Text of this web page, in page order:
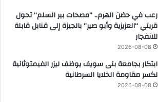
رعب في حضن الهرم.. “مصحات بير السلم” تحول
قريتي “العزيزية وأبو صير” بالجيزة إلى قنابل قابلة
للانفجار
2026-08-08
ابتكار بجامعة بنى سويف يوظف ليزر الفيمتوثانية
لكسر مقاومة الخلايا السرطانية
2026-08-08